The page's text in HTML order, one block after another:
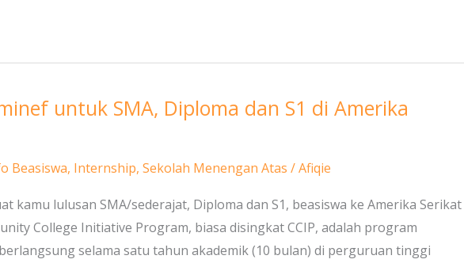
untuk SMA, Diploma dan S1 di Amerika
Beasiswa, Internship, Sekolah Menengan Atas /Afiqie
kamu lulusan SMA/sederajat, Diploma dan S1, beasiswa ke Amerika Serikat
College Initiative Program, biasa disingkat CCIP, adalah program
selama satu tahun akademik (10 bulan) di perguruan tinggi